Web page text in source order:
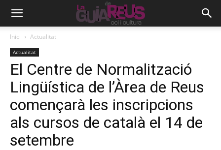
Inici Actualitat
Actualitat
El Centre de Normalització
Lingüística de l’Àrea de Reus
començarà les inscripcions
als cursos de català el 14 de
setembre